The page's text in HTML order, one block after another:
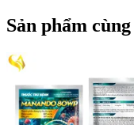
Sản phẩm